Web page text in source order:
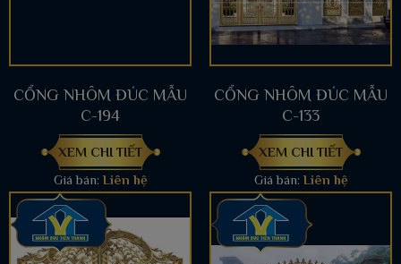
CỔNG NHÔM ĐÚC MẪU
C-194
XEM CHI TIẾT
Giá bán: Liên hệ
CỔNG NHÔM ĐÚC MẪU
C-133
XEM CHI TIẾT
Giá bán: Liên hệ